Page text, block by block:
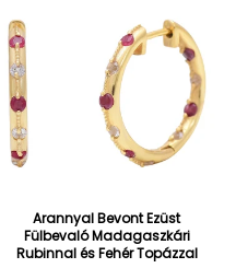
Arannyal Bevont Ezüst
Fülbevaló Madagaszkári
Rubinnal és Fehér Topázzal